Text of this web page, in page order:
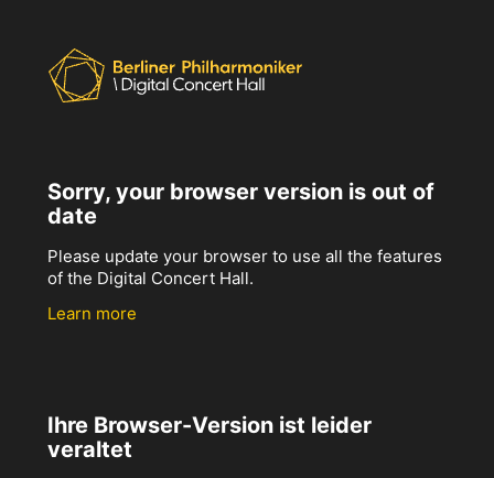
Sorry, your browser version is out of
date
Please update your browser to use all the features
of the Digital Concert Hall.
Learn more
Ihre Browser-Version ist leider
veraltet